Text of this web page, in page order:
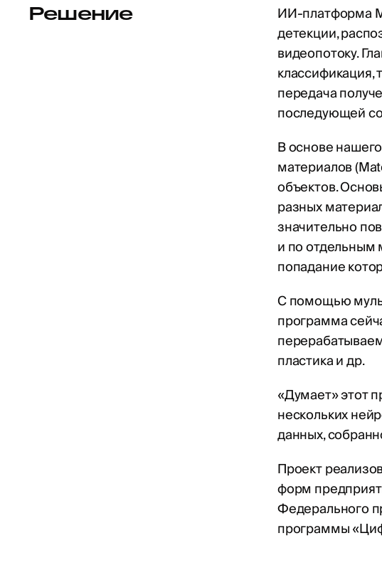
Решение
ИИ-платформа
детекции,
видеопотоку.
классификация,
передача
последующей
В основе
материалов
объектов.
разных
значительно
и по отдельным
попадание
С помощью
программа
пластика и др.
«Думает» этот
нескольких
данных,
Проект
форм
Федерального
программы